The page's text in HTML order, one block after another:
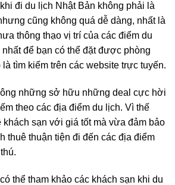
đi du lịch Nhật Bản không phải là
cũng không quá dễ dàng, nhất là
thông thạo vị trí của các điểm du
để bạn có thể đặt được phòng
tìm kiếm trên các website trực tuyến.
những sở hữu những deal cực hời
theo các địa điểm du lịch. Vì thế
khách sạn với giá tốt mà vừa đảm bảo
thuê thuận tiện đi đến các địa điểm
thể tham khảo các khách sạn khi du